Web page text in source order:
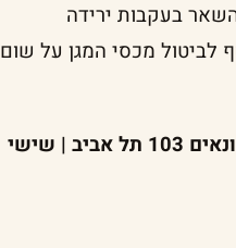
בעקבות ירידה
לביטול מכסי המגן על שום
Garlic Friday – פופ אפ שום ישראלי במאפיית לחמים | החשמונאים 103 תל אביב | שישי